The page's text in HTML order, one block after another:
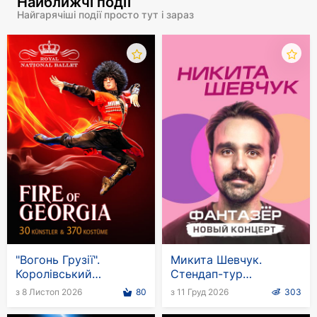
cover):https://youtu.be/Gs7Yem5zUeg
"Trymai" ("Hold
me"):https://youtu.be/JGQLSObiTEQ
"Хто, як не ти?" ("Who but
you?"):
https://youtu.be/Lf6El9jHdGg
"Я твоя зброя" ("I am your
weapon"):https://youtu.be/P820TZ-d3Co
Найгарячіші події просто тут і зараз
"Вогонь Грузії".
Королівський
національний балет
з 8 Листоп 2026 80
Микита Шевчук.
Стендап-тур
«Фантазер»
з 11 Груд 2026 303